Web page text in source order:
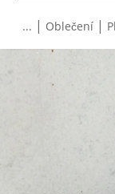
... | Oblečení |